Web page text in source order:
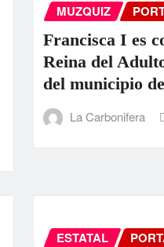
MUZQUIZ
Francisca I es
Reina del
del municipio
La Carbonifera
ESTATAL